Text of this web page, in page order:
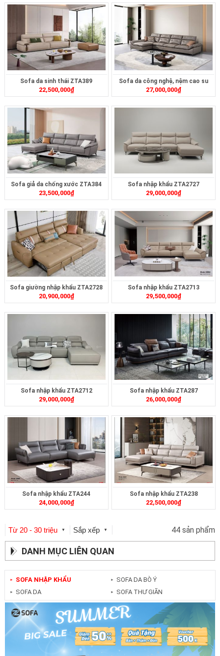
Sofa da sinh thái ZTA389
22,500,000₫
Sofa da công nghệ, nệm cao su
non ZTA385
27,000,000₫
Sofa giả da chống xước ZTA384
23,500,000₫
Sofa nhập khẩu ZTA2727
29,000,000₫
Sofa giường nhập khẩu ZTA2728
20,900,000₫
Sofa nhập khẩu ZTA2713
29,500,000₫
Sofa nhập khẩu ZTA2712
29,000,000₫
Sofa nhập khẩu ZTA287
26,000,000₫
Sofa nhập khẩu ZTA244
24,000,000₫
Sofa nhập khẩu ZTA238
22,500,000₫
Từ 20 - 30 triệu ▼ Sắp xếp ▼ 44 sản phẩm
DANH MỤC LIÊN QUAN
► SOFA NHẬP KHẨU
► SOFA DA
► SOFA DA BÒ Ý
► SOFA THƯ GIÃN